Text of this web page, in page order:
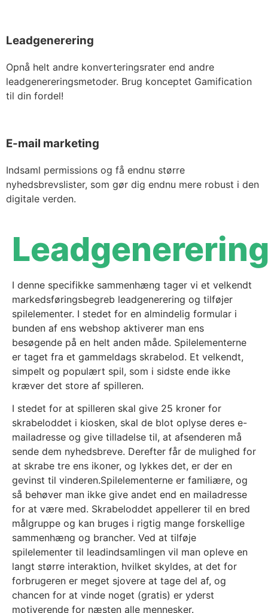
Leadgenerering
Opnå helt andre konverteringsrater end andre
leadgenereringsmetoder. Brug konceptet Gamification
til din fordel!
E-mail marketing
Indsaml permissions og få endnu større
nyhedsbrevslister, som gør dig endnu mere robust i den
digitale verden.
I denne specifikke sammenhæng tager vi et velkendt
markedsføringsbegreb leadgenerering og tilføjer
spilelementer. I stedet for en almindelig formular i
bunden af ens webshop aktiverer man ens
besøgende på en helt anden måde. Spilelementerne
er taget fra et gammeldags skrabelod. Et velkendt,
simpelt og populært spil, som i sidste ende ikke
kræver det store af spilleren.
I stedet for at spilleren skal give 25 kroner for
skrabeloddet i kiosken, skal de blot oplyse deres e-
mailadresse og give tilladelse til, at afsenderen må
sende dem nyhedsbreve. Derefter får de mulighed for
at skrabe tre ens ikoner, og lykkes det, er der en
gevinst til vinderen.Spilelementerne er familiære, og
så behøver man ikke give andet end en mailadresse
for at være med. Skrabeloddet appellerer til en bred
målgruppe og kan bruges i rigtig mange forskellige
sammenhæng og brancher. Ved at tilføje
spilelementer til leadindsamlingen vil man opleve en
langt større interaktion, hvilket skyldes, at det for
forbrugeren er meget sjovere at tage del af, og
chancen for at vinde noget (gratis) er yderst
motiverende for næsten alle mennesker.